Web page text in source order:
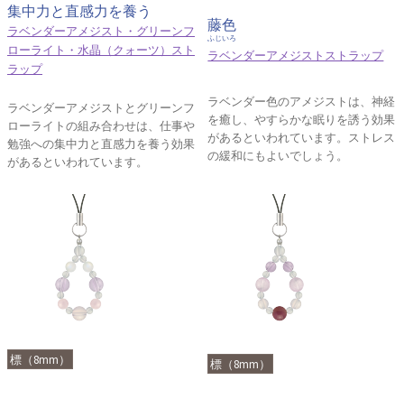
集中力と直感力を養う
ラベンダーアメジスト・グリーンフ
ローライト・水晶（クォーツ）スト
ラップ
ラベンダーアメジストとグリーンフ
ローライトの組み合わせは、仕事や
勉強への集中力と直感力を養う効果
があるといわれています。
藤色
ふじいろ
ラベンダーアメジストストラップ
ラベンダー色のアメジストは、神経
を癒し、やすらかな眠りを誘う効果
があるといわれています。ストレス
の緩和にもよいでしょう。
標（8mm） 標（8mm）